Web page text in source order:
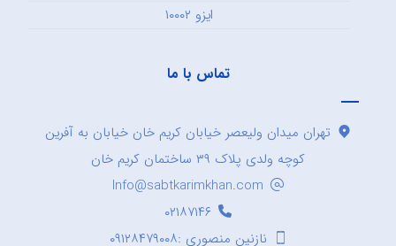
ایزو ۱۰۰۰۲
تماس با ما
تهران میدان ولیعصر خیابان کریم خان خیابان به آفرین
کوچه ولدی پلاک ۳۹ ساختمان کریم خان
Info@sabtkarimkhan.com
۰۲۱۸۷۱۴۶
نازنین منصوری :۰۹۱۲۸۴۷۹۰۰۸